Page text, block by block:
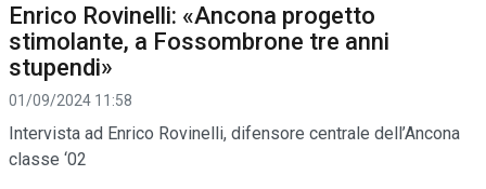
Enrico Rovinelli: «Ancona progetto
stimolante, a Fossombrone tre anni
stupendi»
01/09/2024 11:58
Intervista ad Enrico Rovinelli, difensore centrale dell’Ancona
classe ‘02